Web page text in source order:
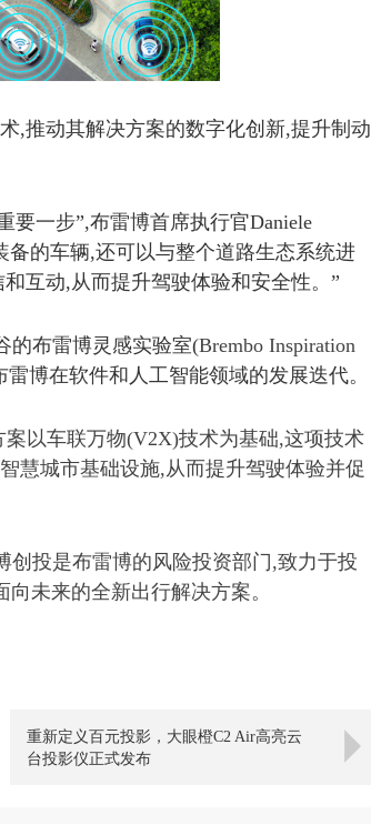
,推动其解决方案的数字化创新,提升制动
要一步”,布雷博首席执行官Daniele
备的车辆,还可以与整个道路生态系统进
互动,从而提升驾驶体验和安全性。”
的布雷博灵感实验室(Brembo Inspiration
博在软件和人工智能领域的发展迭代。
以车联万物(V2X)技术为基础,这项技术
慧城市基础设施,从而提升驾驶体验并促
创投是布雷博的风险投资部门,致力于投
未来的全新出行解决方案。
重新定义百元投影，大眼橙C2 Air高亮云
台投影仪正式发布